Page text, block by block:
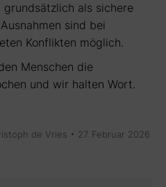
als sichere
sind bei
Konflikten möglich.
Menschen die
und wir halten Wort.
de Vries 27. Februar 2026